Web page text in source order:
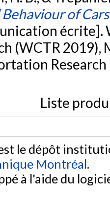
of
écrite].
(WCTR 2019),
Liste
le dépôt
Montréal.
à l'aide du